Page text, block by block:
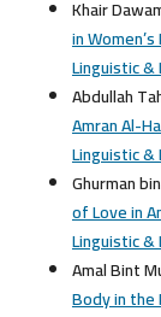
Khair
in
Linguistic
Abdullah
Amran Al-
Linguistic
Ghurman
of Love in
Linguistic
Amal Bint
Body in